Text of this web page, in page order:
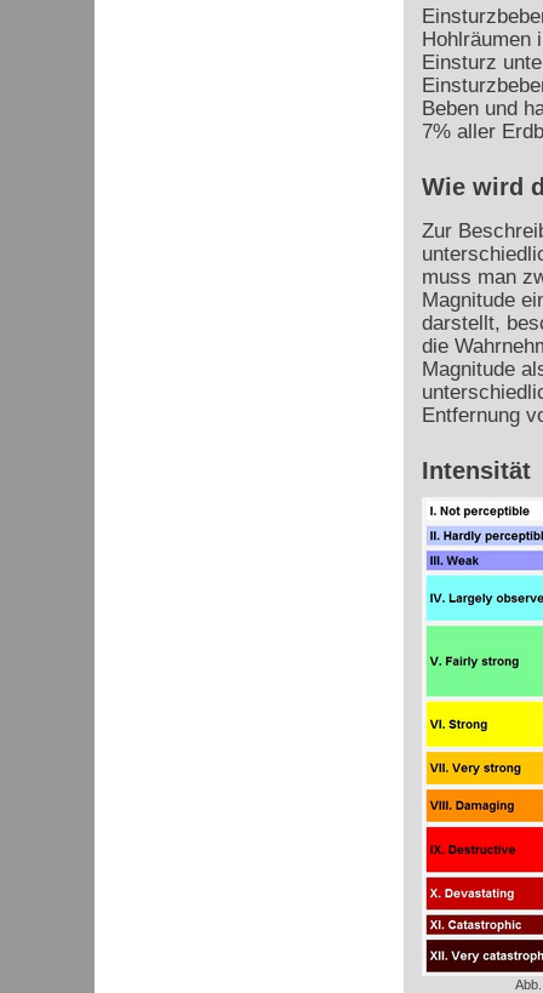
Hohlräumen
Einsturz
Beben und
7% aller
Wie wird
Zur
muss man
Magnitude
darstellt,
die
Magnitude
Entfernung
Intensität